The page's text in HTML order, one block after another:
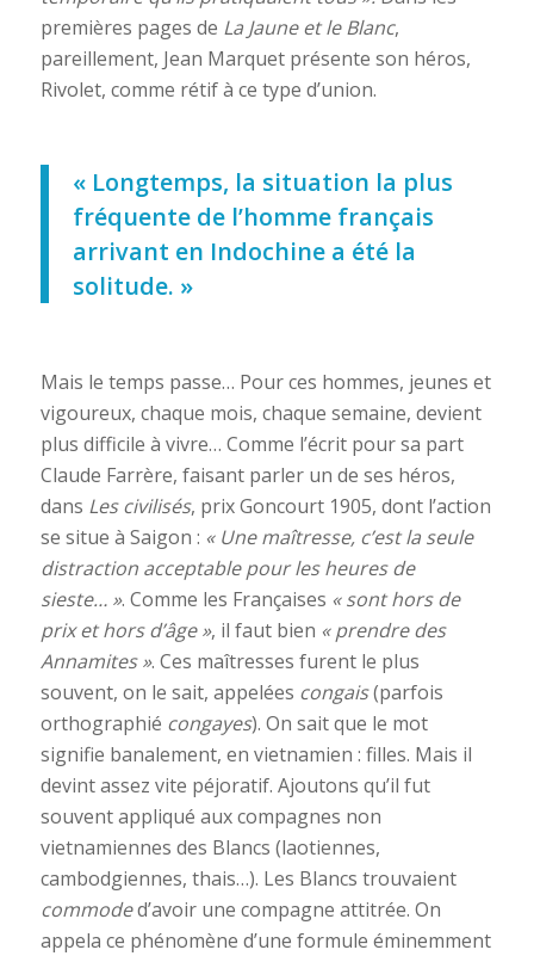
premières pages de La Jaune et le Blanc,
pareillement, Jean Marquet présente son héros,
Rivolet, comme rétif à ce type d’union.
« Longtemps, la situation la plus
fréquente de l’homme français
arrivant en Indochine a été la
solitude. »
Mais le temps passe… Pour ces hommes, jeunes et
vigoureux, chaque mois, chaque semaine, devient
plus difficile à vivre… Comme l’écrit pour sa part
Claude Farrère, faisant parler un de ses héros,
dans Les civilisés, prix Goncourt 1905, dont l’action
se situe à Saigon : « Une maîtresse, c’est la seule
distraction acceptable pour les heures de
sieste… ». Comme les Françaises « sont hors de
prix et hors d’âge », il faut bien « prendre des
Annamites ». Ces maîtresses furent le plus
souvent, on le sait, appelées congais(parfois
orthographié congayes). On sait que le mot
signifie banalement, en vietnamien : filles. Mais il
devint assez vite péjoratif. Ajoutons qu’il fut
souvent appliqué aux compagnes non
vietnamiennes des Blancs (laotiennes,
cambodgiennes, thais…). Les Blancs trouvaient
commoded’avoir une compagne attitrée. On
appela ce phénomène d’une formule éminemment